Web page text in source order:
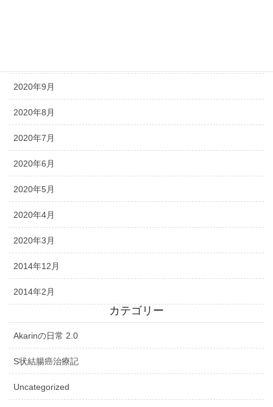
2020年9月
2020年8月
2020年7月
2020年6月
2020年5月
2020年4月
2020年3月
2014年12月
2014年2月
カテゴリー
Akarinの日常 2.0
S状結腸癌治療記
Uncategorized